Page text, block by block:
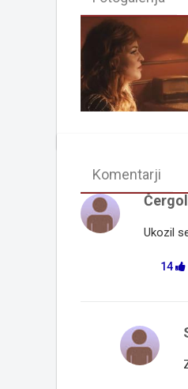
Komentarji
Ukozil
14